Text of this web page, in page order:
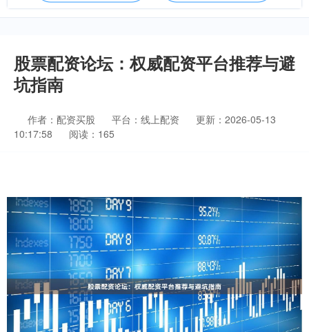
股票配资论坛：权威配资平台推荐与避
坑指南
作者：配资买股 平台：线上配资
更新：2026-05-13
10:17:58
阅读：165